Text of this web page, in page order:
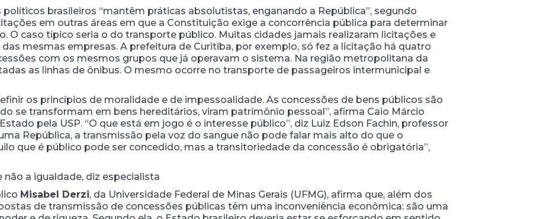
brasileiros “mantêm práticas absolutistas, enganando a República”, segundo
em outras áreas em que a Constituição exige a concorrência pública para determinar
O caso típico seria o do transporte público. Muitas cidades jamais realizaram licitações e
mesmas empresas. A prefeitura de Curitiba, por exemplo, só fez a licitação há quatro
com os mesmos grupos que já operavam o sistema. Na região metropolitana da
as linhas de ônibus. O mesmo ocorre no transporte de passageiros intermunicipal e
os princípios de moralidade e de impessoalidade. As concessões de bens públicos são
se transformam em bens hereditários, viram patrimônio pessoal”, afirma Caio Márcio
pela USP. “O que está em jogo é o interesse público”, diz Luiz Edson Fachin, professor
República, a transmissão pela voz do sangue não pode falar mais alto do que o
que é público pode ser concedido, mas a transitoriedade da concessão é obrigatória”,
a igualdade, diz especialista
Misabel Derzi, da Universidade Federal de Minas Gerais (UFMG), afirma que, além dos
de transmissão de concessões públicas têm uma inconveniência econômica: são uma